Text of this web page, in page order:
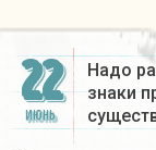
22
ИЮНЬ
Надо
знаки